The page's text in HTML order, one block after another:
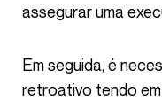
assegurar uma
Em seguida, é necessário ajustar o planeamento
retroativo tendo